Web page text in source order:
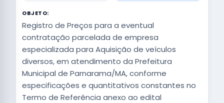
OBJETO:
Registro de Preços para a eventual
contratação parcelada de empresa
especializada para Aquisição de veículos
diversos, em atendimento da Prefeitura
Municipal de Parnarama/MA, conforme
especificações e quantitativos constantes no
Termo de Referência anexo ao edital